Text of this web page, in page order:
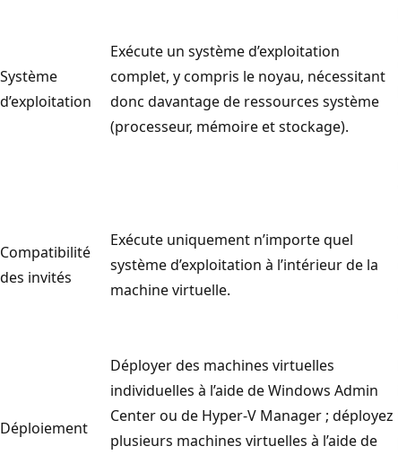
Système
d’exploitation
Exécute un système d’exploitation
complet, y compris le noyau, nécessitant
donc davantage de ressources système
(processeur, mémoire et stockage).
Compatibilité
des invités
Exécute uniquement n’importe quel
système d’exploitation à l’intérieur de la
machine virtuelle.
Déploiement
Déployer des machines virtuelles
individuelles à l’aide de Windows Admin
Center ou de Hyper-V Manager ; déployez
plusieurs machines virtuelles à l’aide de